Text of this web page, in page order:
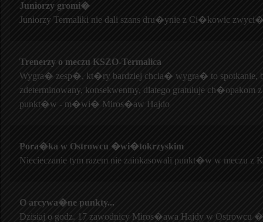
Juniorzy gromi�
Juniorzy Termaliki nie dali szans dru�ynie z Ci�kowic
Trenerzy o meczu KSZO-Termalica
Wygra� zesp�, kt�ry bardziej chcia� wygra� to spotkanie,
zdeterminowany, konsekwentny, dlatego gratuluje ch�opakom
punkt�w - m�wi� Miros�aw Hajdo
Pora�ka w Ostrowcu �wi�tokrzyskim
Niecieczanie tym razem nie zainkasowali punkt�w w meczu z
O arcywa�ne punkty...
Dzisiaj o godz. 17 zawodnicy Miros�awa Hajdy w Ostrowcu